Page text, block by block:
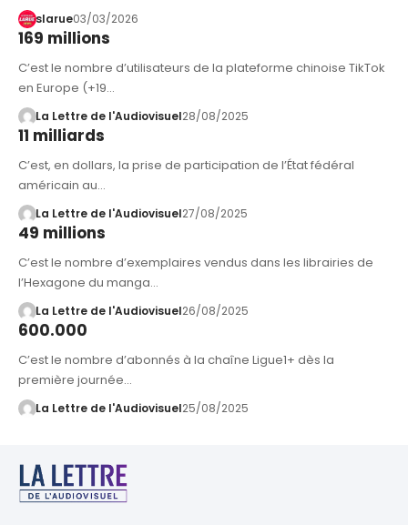
slarue03/03/2026
169 millions
C’est le nombre d’utilisateurs de la plateforme chinoise TikTok
en Europe (+19…
La Lettre de l'Audiovisuel28/08/2025
11 milliards
C’est, en dollars, la prise de participation de l’État fédéral
américain au…
La Lettre de l'Audiovisuel27/08/2025
49 millions
C’est le nombre d’exemplaires vendus dans les librairies de
l’Hexagone du manga…
La Lettre de l'Audiovisuel26/08/2025
600.000
C’est le nombre d’abonnés à la chaîne Ligue1+ dès la
première journée…
La Lettre de l'Audiovisuel25/08/2025